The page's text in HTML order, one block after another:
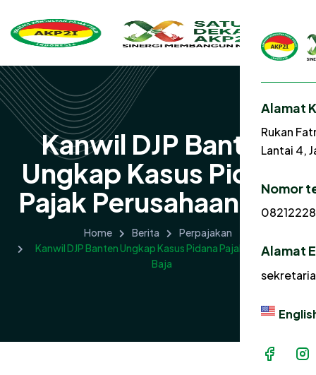
Alamat
Rukan
Lantai 4,
Nomor
Alamat
Kanwil DJP Banten
Ungkap Kasus Pidana
Pajak Perusahaan Baja
Home Berita
Perpajakan
Kanwil DJP Banten Ungkap Kasus Pidana Pajak Perusahaan
Baja